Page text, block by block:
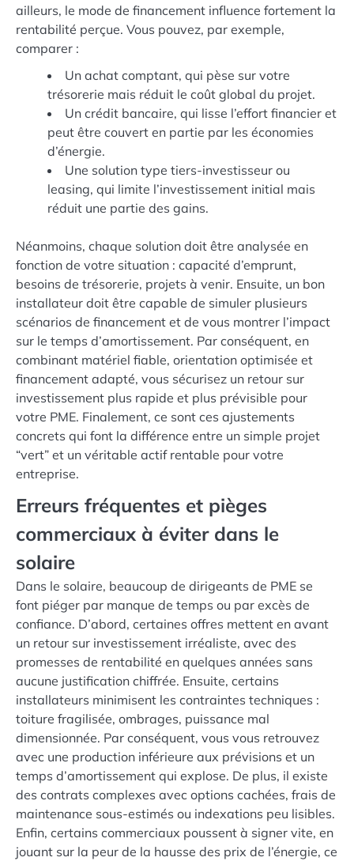
ailleurs, le mode de financement influence fortement la
rentabilité perçue. Vous pouvez, par exemple,
comparer :
Un achat comptant, qui pèse sur votre
trésorerie mais réduit le coût global du projet.
Un crédit bancaire, qui lisse l’effort financier et
peut être couvert en partie par les économies
d’énergie.
Une solution type tiers-investisseur ou
leasing, qui limite l’investissement initial mais
réduit une partie des gains.
Néanmoins, chaque solution doit être analysée en
fonction de votre situation : capacité d’emprunt,
besoins de trésorerie, projets à venir. Ensuite, un bon
installateur doit être capable de simuler plusieurs
scénarios de financement et de vous montrer l’impact
sur le temps d’amortissement. Par conséquent, en
combinant matériel fiable, orientation optimisée et
financement adapté, vous sécurisez un retour sur
investissement plus rapide et plus prévisible pour
votre PME. Finalement, ce sont ces ajustements
concrets qui font la différence entre un simple projet
“vert” et un véritable actif rentable pour votre
entreprise.
Erreurs fréquentes et pièges
commerciaux à éviter dans le
solaire
Dans le solaire, beaucoup de dirigeants de PME se
font piéger par manque de temps ou par excès de
confiance. D’abord, certaines offres mettent en avant
un retour sur investissement irréaliste, avec des
promesses de rentabilité en quelques années sans
aucune justification chiffrée. Ensuite, certains
installateurs minimisent les contraintes techniques :
toiture fragilisée, ombrages, puissance mal
dimensionnée. Par conséquent, vous vous retrouvez
avec une production inférieure aux prévisions et un
temps d’amortissement qui explose. De plus, il existe
des contrats complexes avec options cachées, frais de
maintenance sous-estimés ou indexations peu lisibles.
Enfin, certains commerciaux poussent à signer vite, en
jouant sur la peur de la hausse des prix de l’énergie, ce